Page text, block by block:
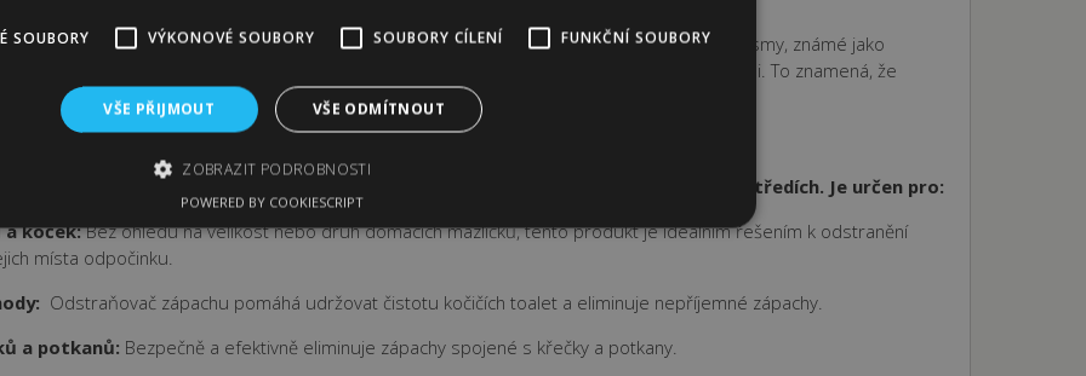
- Probiotika:Hlavní složkou LUCA+ Odstraňovač zápachu jsou živé mikroorganismy, známé jako
probiotika mají schopnost rozkládat organické molekuly zápachu na mikroskopické úrovni. To znamená, že
nejsou jen zakryty, ale skutečně odstraněny přímo na jejich zdroji.
Odstraňovač zápachu je navržen tak, aby byl všestranný a použitelný v
různých prostředích. Je určen pro:
a koček:Bez ohledu na velikost nebo druh domácích mazlíčků, tento produkt je ideálním řešením k odstranění
místa odpočinku.
Odstraňovač zápachu pomáhá udržovat čistotu kočičích toalet a eliminuje nepříjemné zápachy.
a potkanů: Bezpečně a efektivně eliminuje zápachy spojené s křečky a potkany.
SOUBORY VÝKONOVÉ SOUBORY SOUBORY CÍLENÍ FUNKČNÍ SOUBORY
VŠE PŘIJMOUT VŠE ODMÍTNOUT
ZOBRAZIT PODROBNOSTI
nutné soubory
umožňují základní funkce webových stránek, jako je přihlášení uživatele a správa účtu. Webové stránky
POWERED BY COOKIESCRIPT